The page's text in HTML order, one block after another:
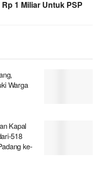
1 Miliar Untuk PSP
Warga
Kapal
518
ke-